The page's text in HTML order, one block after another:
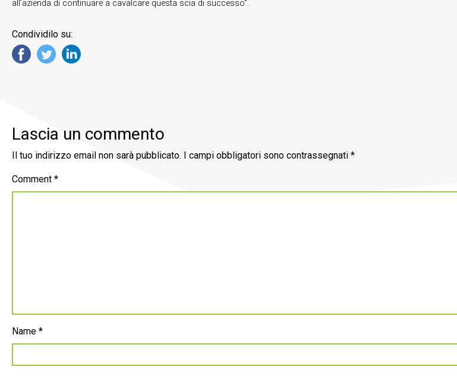
all’azienda di continuare a cavalcare questa scia di successo”.
Condividilo su:
Lascia un commento
Il tuo indirizzo email non sarà pubblicato. I campi obbligatori sono contrassegnati *
Comment *
Name *